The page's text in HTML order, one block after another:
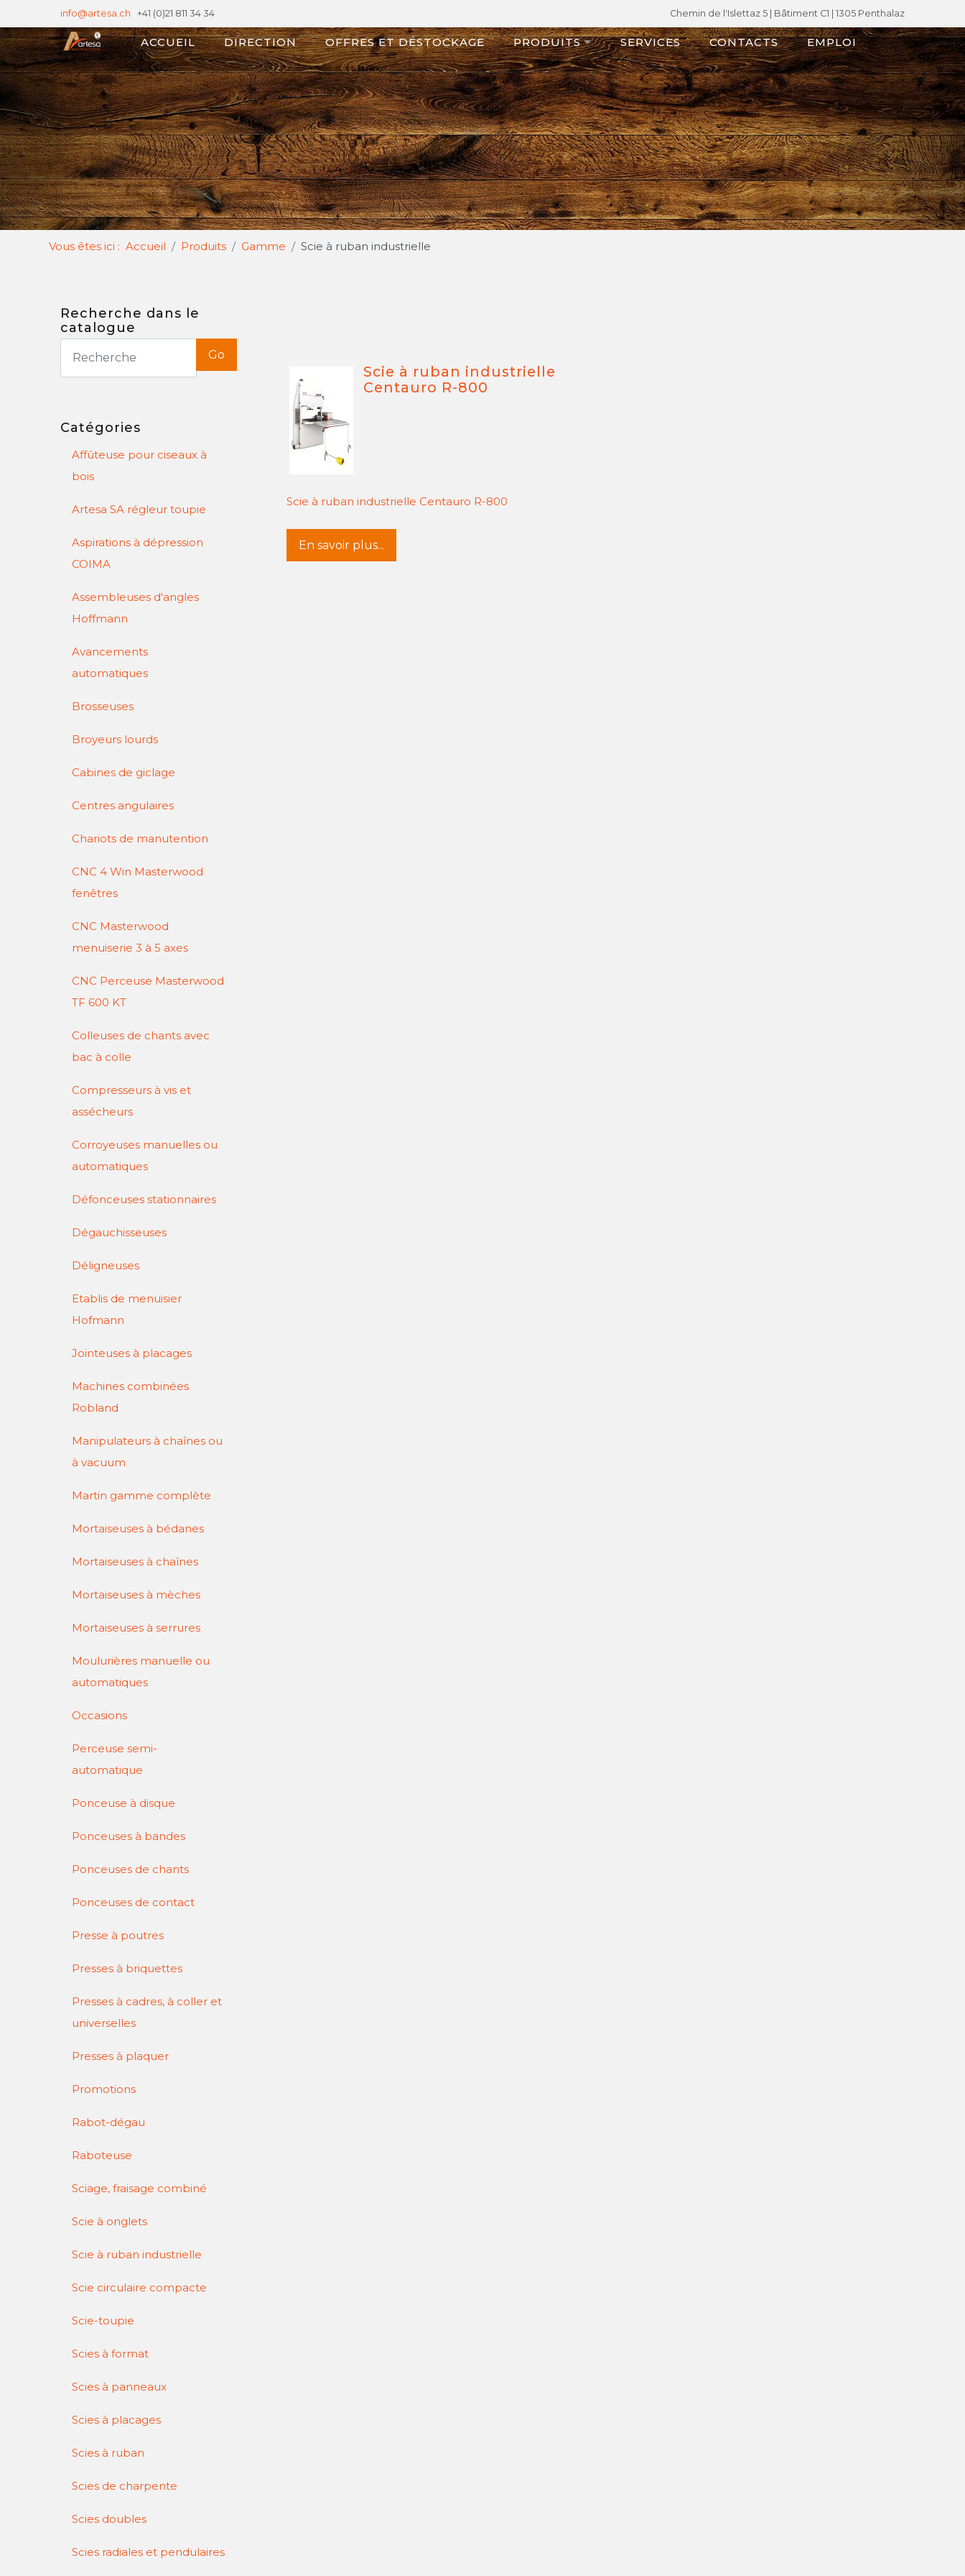
info@artesa.ch +41 (0)21 811 34 34 Chemin de l'Islettaz 5 | Bâtiment C1 | 1305 Penthalaz
ACCUEIL DIRECTION OFFRES ET DÉSTOCKAGE PRODUITS SERVICES CONTACTS EMPLOI
Vous êtes ici : Accueil Produits Gamme Scie à ruban industrielle
Recherche dans le
catalogue
Go
Catégories
Affûteuse pour ciseaux à
bois
Artesa SA régleur toupie
Aspirations à dépression
COIMA
Assembleuses d'angles
Hoffmann
Avancements
automatiques
Brosseuses
Broyeurs lourds
Cabines de giclage
Centres angulaires
Chariots de manutention
CNC 4 Win Masterwood
fenêtres
CNC Masterwood
menuiserie 3 à 5 axes
CNC Perceuse Masterwood
TF 600 KT
Colleuses de chants avec
bac à colle
Compresseurs à vis et
assécheurs
Corroyeuses manuelles ou
automatiques
Défonceuses stationnaires
Dégauchisseuses
Déligneuses
Etablis de menuisier
Hofmann
Jointeuses à placages
Machines combinées
Robland
Manipulateurs à chaînes ou
à vacuum
Martin gamme complète
Mortaiseuses à bédanes
Mortaiseuses à chaînes
Mortaiseuses à mèches
Mortaiseuses à serrures
Moulurières manuelle ou
automatiques
Occasions
Perceuse semi-
automatique
Ponceuse à disque
Ponceuses à bandes
Ponceuses de chants
Ponceuses de contact
Presse à poutres
Presses à briquettes
Presses à cadres, à coller et
universelles
Presses à plaquer
Promotions
Rabot-dégau
Raboteuse
Sciage, fraisage combiné
Scie à onglets
Scie à ruban industrielle
Scie circulaire compacte
Scie-toupie
Scies à format
Scies à panneaux
Scies à placages
Scies à ruban
Scies de charpente
Scies doubles
Scies radiales et pendulaires
Scie à ruban industrielle
Centauro R-800
Scie à ruban industrielle Centauro R-800
En savoir plus...